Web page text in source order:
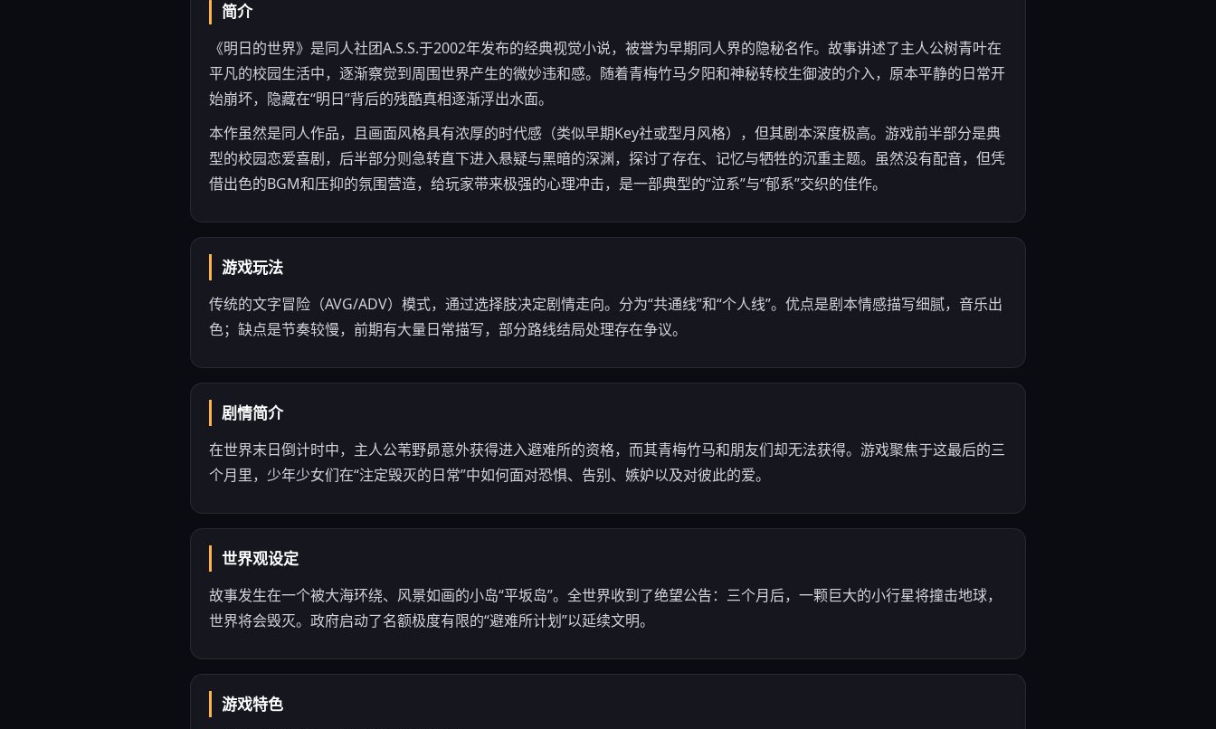
简介
《明日的世界》是同人社团A.S.S.于2002年发布的经典视觉小说，被誉为早期同人界的隐秘名作。故事讲述了主人公树青叶在
平凡的校园生活中，逐渐察觉到周围世界产生的微妙违和感。随着青梅竹马夕阳和神秘转校生御波的介入，原本平静的日常开
始崩坏，隐藏在“明日”背后的残酷真相逐渐浮出水面。
本作虽然是同人作品，且画面风格具有浓厚的时代感（类似早期Key社或型月风格），但其剧本深度极高。游戏前半部分是典
型的校园恋爱喜剧，后半部分则急转直下进入悬疑与黑暗的深渊，探讨了存在、记忆与牺牲的沉重主题。虽然没有配音，但凭
借出色的BGM和压抑的氛围营造，给玩家带来极强的心理冲击，是一部典型的“泣系”与“郁系”交织的佳作。
游戏玩法
传统的文字冒险（AVG/ADV）模式，通过选择肢决定剧情走向。分为“共通线”和“个人线”。优点是剧本情感描写细腻，音乐出
色；缺点是节奏较慢，前期有大量日常描写，部分路线结局处理存在争议。
剧情简介
在世界末日倒计时中，主人公苇野昴意外获得进入避难所的资格，而其青梅竹马和朋友们却无法获得。游戏聚焦于这最后的三
个月里，少年少女们在“注定毁灭的日常”中如何面对恐惧、告别、嫉妒以及对彼此的爱。
世界观设定
故事发生在一个被大海环绕、风景如画的小岛“平坂岛”。全世界收到了绝望公告：三个月后，一颗巨大的小行星将撞击地球，
世界将会毁灭。政府启动了名额极度有限的“避难所计划”以延续文明。
游戏特色